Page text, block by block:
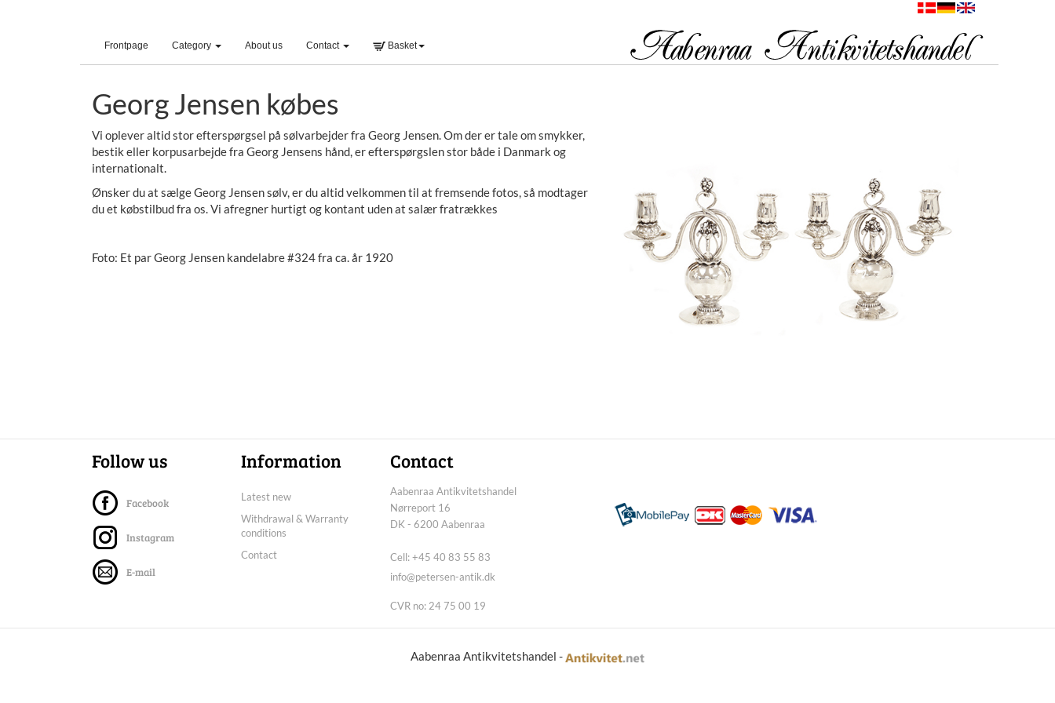
Frontpage (current)Category About us Contact Basket
Georg Jensen købes
Vi oplever altid stor efterspørgsel på sølvarbejder fra Georg Jensen. Om der er tale om smykker,
bestik eller korpusarbejde fra Georg Jensens hånd, er efterspørgslen stor både i Danmark og
internationalt.
Ønsker du at sælge Georg Jensen sølv, er du altid velkommen til at fremsende fotos, så modtager
du et købstilbud fra os. Vi afregner hurtigt og kontant uden at salær fratrækkes
Foto: Et par Georg Jensen kandelabre #324 fra ca. år 1920
Follow us
Facebook
Instagram
E-mail
Information
Latest new
Withdrawal & Warranty
conditions
Contact
Contact
Aabenraa Antikvitetshandel
Nørreport 16
DK - 6200 Aabenraa
Cell: +45 40 83 55 83
info@petersen-antik.dk
CVR no: 24 75 00 19
Aabenraa Antikvitetshandel -